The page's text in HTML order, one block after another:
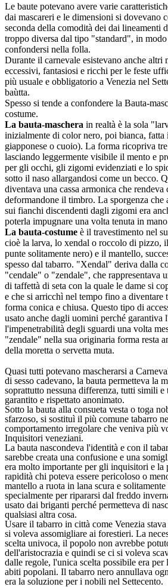
Le baute potevano avere varie
dai mascareri e le dimensioni si dovevano
seconda della comodità dei dai lineamenti
troppo diversa dal tipo "standard", in
confondersi nella folla.
Durante il carnevale esistevano anche altri
eccessivi, fantasiosi e ricchi per le feste
più usuale e obbligatorio a Venezia nel
baùtta.
Spesso si tende a confondere la Bauta-
costume.
La bauta-maschera in realtà è la sola
inizialmente di color nero, poi bianca, fatta
giapponese o cuoio). La forma ricopriva
lasciando leggermente visibile il mento e
per gli occhi, gli zigomi evidenziati e lo
sotto il naso allargandosi come un becco.
diventava una cassa armonica che
deformandone il timbro. La sporgenza che
sui fianchi discendenti dagli zigomi era
poterla impugnare una volta tenuta in
La bauta-costume è il travestimento nel
cioè la larva, lo xendal o roccolo di pizzo,
punte solitamente nero) e il mantello,
spesso dal tabarro. "Xendal" deriva dalla
"cendale" o "zendale", che rappresentava
di taffettà di seta con la quale le dame si
e che si arricchì nel tempo fino a diventare
forma conica e chiusa. Questo tipo di
usato anche dagli uomini perché garantiva
l'impenetrabilità degli sguardi una volta
"zendale" nella sua originaria forma resta
della moretta o servetta muta.
Quasi tutti potevano mascherarsi a
di sesso cadevano, la bauta permetteva la
soprattutto nessuna differenza, tutti simili
garantito e rispettato anonimato.
Sotto la bauta alla consueta vesta o toga
sfarzoso, si sostituì il più comune tabarro
comportamento irregolare che veniva più
Inquisitori veneziani.
La bauta nascondeva l'identità e con il
sarebbe creata una confusione e una
era molto importante per gli inquisitori e
rapidità chi poteva essere pericoloso o
mantello a ruota in lana scura e
specialmente per ripararsi dal freddo
usato dai briganti perché permetteva di
qualsiasi altra cosa.
Usare il tabarro in città come Venezia
si voleva assomigliare ai forestieri. La
scelta univoca, il popolo non avrebbe
dell'aristocrazia e quindi se ci si voleva
dalle regole, l'unica scelta possibile era per
abiti popolani. Il tabarro nero annullava
era la soluzione per i nobili nel Settecento.